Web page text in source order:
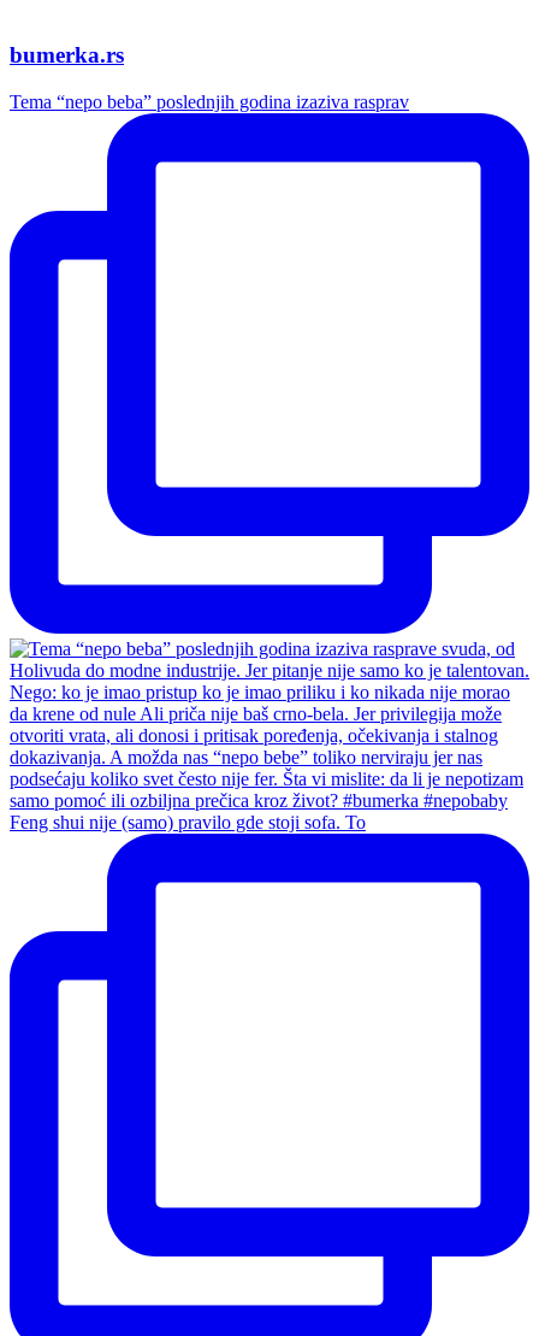
bumerka.rs
Tema “nepo beba” poslednjih godina izaziva rasprav
Feng shui nije (samo) pravilo gde stoji sofa. To